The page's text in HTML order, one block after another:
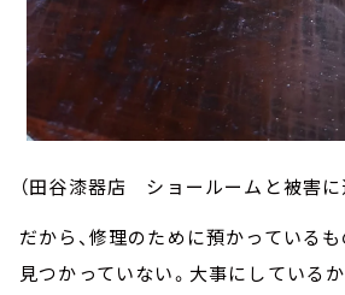
（田谷漆器店 ショールームと被害に
だから、修理のために預かっているも
見つかっていない。大事にしている